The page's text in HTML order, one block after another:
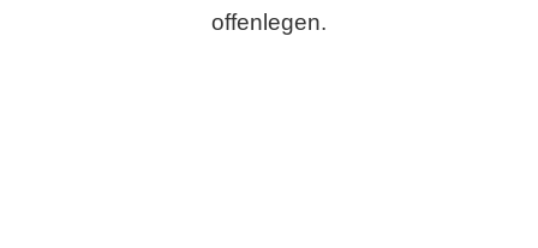
offenlegen.